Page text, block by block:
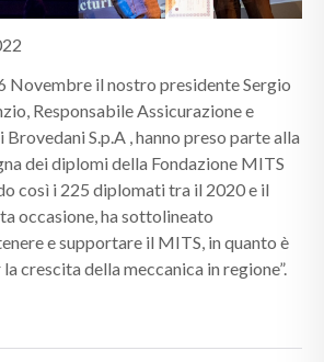
Novembre il nostro presidente Sergio
Responsabile Assicurazione e
S.p.A , hanno preso parte alla
dei diplomi della Fondazione MITS
così i 225 diplomati tra il 2020 e il
occasione, ha sottolineato
e supportare il MITS, in quanto è
crescita della meccanica in regione”.